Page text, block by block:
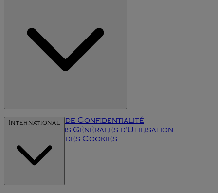
Politique de Confidentialité
Conditions Générales d'Utilisation
Politique des Cookies
Klarna
International